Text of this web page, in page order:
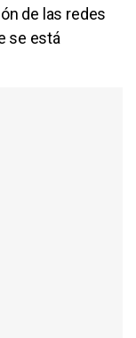
de las redes
se está